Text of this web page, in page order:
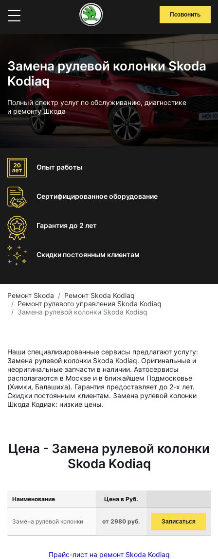
Позвонить
Замена рулевой колонки Skoda
Kodiaq
Полный спектр услуг по обслуживанию, диагностике
и ремонту Шкода
Опыт работы
Сертифицированноеоборудование
Гарантиядо 2 лет
Скидки постоянным клиентам
Ремонт Skoda
Ремонт Skoda Kodiaq
Ремонт рулевого управления Skoda Kodiaq
Замена рулевой колонки Skoda Kodiaq
Наши специализированные сервисы предлагают услугу:
Замена рулевой колонки Skoda Kodiaq. Оригинальные и
неоригинальные запчасти в наличии. Автосервисы
располагаются в Москве и в ближайшем Подмосковье
(Химки, Балашиха). Гарантия предоставляет до 2-х лет.
Скидки постоянным клиентам. Замена рулевой колонки
Шкода Кодиак: низкие цены.
Цена - Замена рулевой колонки
Skoda Kodiaq
Наименование Цена в Руб.
Замена рулевой колонки от 2980 руб. Записаться
Прайс-лист на ремонт Skoda Kodiaq